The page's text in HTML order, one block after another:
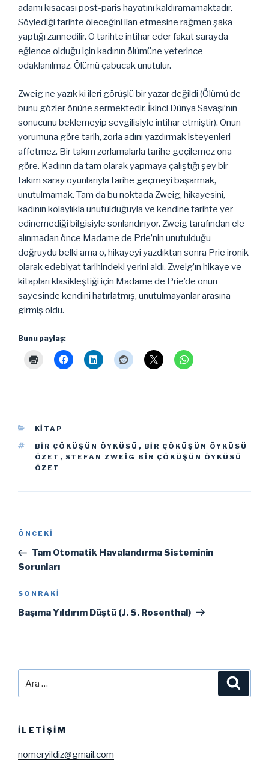
adamı kısacası post-paris hayatını kaldıramamaktadır.
Söylediği tarihte öleceğini ilan etmesine rağmen şaka
yaptığı zannedilir. O tarihte intihar eder fakat sarayda
eğlence olduğu için kadının ölümüne yeterince
odaklanılmaz. Ölümü çabucak unutulur.
Zweig ne yazık ki ileri görüşlü bir yazar değildi (Ölümü de
bunu gözler önüne sermektedir. İkinci Dünya Savaşı’nın
sonucunu beklemeyip sevgilisiyle intihar etmiştir). Onun
yorumuna göre tarih, zorla adını yazdırmak isteyenleri
affetmez. Bir takım zorlamalarla tarihe geçilemez ona
göre. Kadının da tam olarak yapmaya çalıştığı şey bir
takım saray oyunlarıyla tarihe geçmeyi başarmak,
unutulmamak. Tam da bu noktada Zweig, hikayesini,
kadının kolaylıkla unutulduğuyla ve kendine tarihte yer
edinemediği bilgisiyle sonlandırıyor. Zweig tarafından ele
alınmadan önce Madame de Prie’nin unutulduğu
doğruydu belki ama o, hikayeyi yazdıktan sonra Prie ironik
olarak edebiyat tarihindeki yerini aldı. Zweig’ın hikaye ve
kitapları klasikleştiği için Madame de Prie’de onun
sayesinde kendini hatırlatmış, unutulmayanlar arasına
girmiş oldu.
Bunu paylaş:
KATEGORILER
KITAP
ETIKETLER
BIR ÇÖKÜŞÜN ÖYKÜSÜ , BIR ÇÖKÜŞÜN ÖYKÜSÜ
ÖZET , STEFAN ZWEIG BIR ÇÖKÜŞÜN ÖYKÜSÜ
ÖZET
Yazı
Önceki
Yazı
ÖNCEKI
Tam Otomatik Havalandırma Sisteminin
Sorunları
Sonraki
Yazı
SONRAKI
Başıma Yıldırım Düştü (J. S. Rosenthal)
İLETIŞIM
nomeryildiz@gmail.com